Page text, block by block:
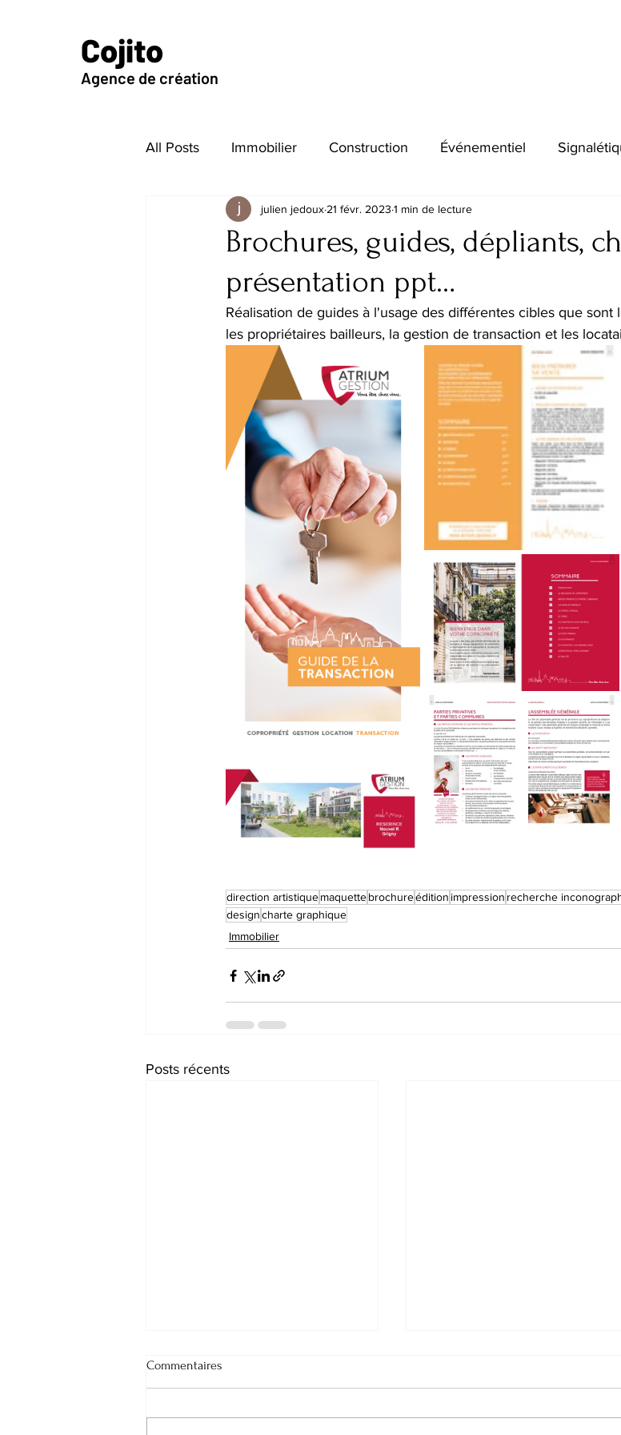
Cojito
Agence de création
All Posts Immobilier Construction Événementiel
Brochures, guides, dépliants,
présentation ppt…
julien jedoux 21 févr. 2023 1 min de lecture
Réalisation de guides à l'usage des différentes cibles que sont
les propriétaires bailleurs, la gestion de transaction et les
direction artistiquemaquettebrochureédition impression recherche
designcharte graphique
Immobilier
Posts récents
Commentaires